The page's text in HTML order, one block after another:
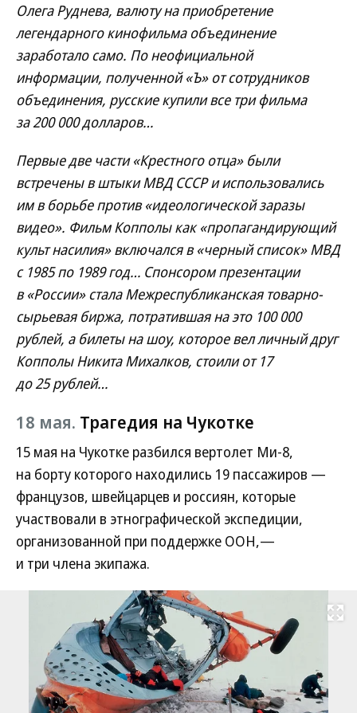
Олега Руднева, валюту на приобретение
легендарного кинофильма объединение
заработало само. По неофициальной
информации, полученной «Ъ» от сотрудников
объединения, русские купили все три фильма
за 200 000 долларов…
Первые две части «Крестного отца» были
встречены в штыки МВД СССР и использовались
им в борьбе против «идеологической заразы
видео». Фильм Копполы как «пропагандирующий
культ насилия» включался в «черный список» МВД
с 1985 по 1989 год… Спонсором презентации
в «России» стала Межреспубликанская товарно-
сырьевая биржа, потратившая на это 100 000
рублей, а билеты на шоу, которое вел личный друг
Копполы Никита Михалков, стоили от 17
до 25 рублей…
18 мая. Трагедия на Чукотке
15 мая на Чукотке разбился вертолет Ми-8,
на борту которого находились 19 пассажиров —
французов, швейцарцев и россиян, которые
участвовали в этнографической экспедиции,
организованной при поддержке ООН,—
и три члена экипажа.
Развернуть